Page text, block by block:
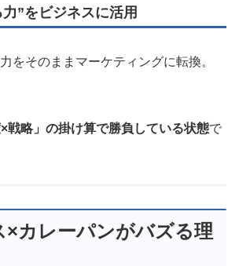
”をビジネスに活用
をそのままマーケティングに転換。
×戦略」の掛け算で勝負している状態で
×カレーパンがバズる理